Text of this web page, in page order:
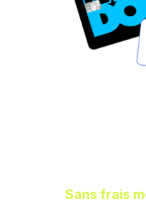
Sans frais